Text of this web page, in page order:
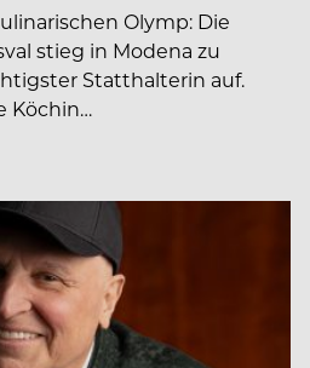
Olymp: Die
stieg in Modena zu
Statthalterin auf.
Köchin…